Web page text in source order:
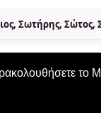
Σωτήρης,
το